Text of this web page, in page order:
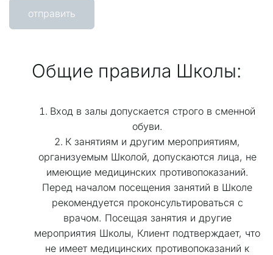
отправить
Общие правила Школы:
Вход в залы допускается строго в сменной
обуви.
К занятиям и другим мероприятиям,
организуемым Школой, допускаются лица, не
имеющие медицинских противопоказаний.
Перед началом посещения занятий в Школе
рекомендуется проконсультироваться с
врачом. Посещая занятия и другие
мероприятия Школы, Клиент подтверждает, что
не имеет медицинских противопоказаний к